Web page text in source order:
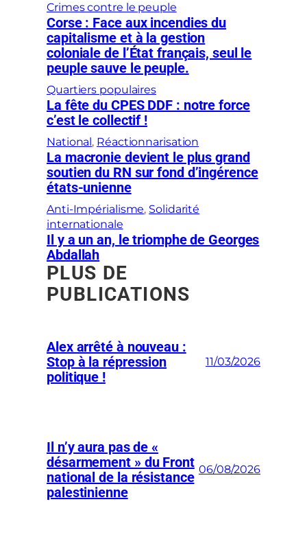
Crimes contre le peuple
Corse : Face aux incendies du
capitalisme et à la gestion
coloniale de l’État français, seul le
peuple sauve le peuple.
Quartiers populaires
La fête du CPES DDF : notre force
c’est le collectif !
National , Réactionnarisation
La macronie devient le plus grand
soutien du RN sur fond d’ingérence
états-unienne
Anti-Impérialisme, Solidarité
internationale
Il y a un an, le triomphe de Georges
Abdallah
PLUS DE
PUBLICATIONS
Alex arrêté à nouveau :
Stop à la répression
politique !
11/03/2026
Il n’y aura pas de «
désarmement » du Front
national de la résistance
palestinienne
06/08/2026